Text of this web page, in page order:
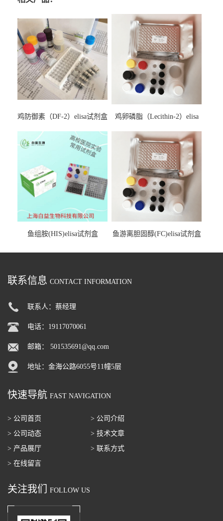
鸡防御素（DF-2）elisa试剂盒
鸡卵磷脂（Lecithin-2）elisa
鱼组胺(HIS)elisa试剂盒 鱼游离胆固醇(FC)elisa试剂盒
联系信息 CONTACT INFORMATION
联系人：蔡经理
电话：19117070061
邮箱： 501535691@qq.com
地址：金海公路6055号11幢5层
快速导航 FAST NAVIGATION
> 公司首页
> 公司介绍
> 公司动态
> 技术文章
> 产品展厅
> 联系方式
> 在线留言
关注我们 FOLLOW US